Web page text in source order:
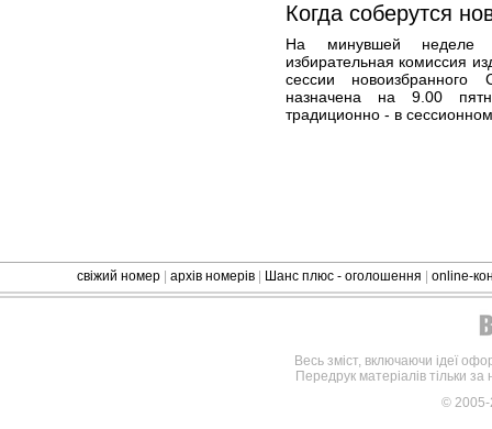
Когда соберутся
На минувшей неделе
избирательная комиссия
сессии
назначена на 9.00
традиционно - в
свіжий номер архів номерів Шанс плюс - оголошення online-
Весь зміст, включаючи ідеї
Передрук матеріалів тільки
©